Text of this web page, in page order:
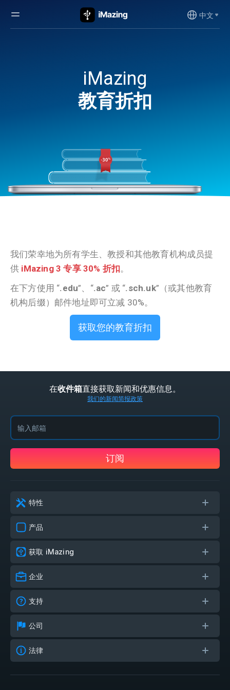
中文
iMazing
教育折扣
我们荣幸地为所有学生、教授和其他教育机构成员提
供 iMazing 3 专享 30% 折扣。
在下方使用 “.edu”、“.ac” 或 “.sch.uk”（或其他教育
机构后缀）邮件地址即可立减 30%。
获取您的教育折扣
在收件箱直接获取新闻和优惠信息。
我们的新闻简报政策
订阅
特性
产品
获取 iMazing
企业
支持
公司
法律